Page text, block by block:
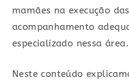
mamães na execução
acompanhamento
especializado nessa área.
Neste conteúdo